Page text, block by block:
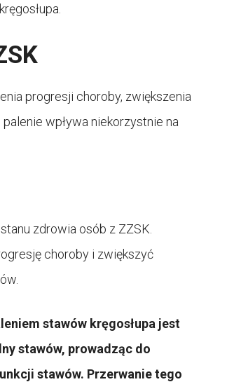
progresji choroby, zwiększenia
wpływa niekorzystnie na
zdrowia osób z ZZSK.
choroby i zwiększyć
stawów kręgosłupa jest
stawów, prowadząc do
stawów. Przerwanie tego